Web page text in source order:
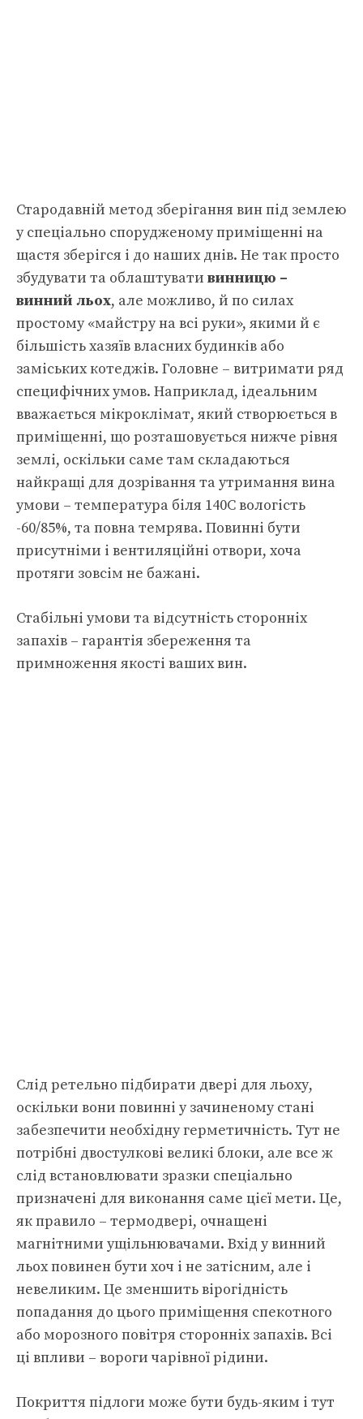
Стародавній метод зберігання вин під землею
у спеціально спорудженому приміщенні на
щастя зберігся і до наших днів. Не так просто
збудувати та облаштувати винницю –
винний льох, але можливо, й по силах
простому «майстру на всі руки», якими й є
більшість хазяїв власних будинків або
заміських котеджів. Головне – витримати ряд
специфічних умов. Наприклад, ідеальним
вважається мікроклімат, який створюється в
приміщенні, що розташовується нижче рівня
землі, оскільки саме там складаються
найкращі для дозрівання та утримання вина
умови – температура біля 140С вологість
-60/85%, та повна темрява. Повинні бути
присутніми і вентиляційні отвори, хоча
протяги зовсім не бажані.
Стабільні умови та відсутність сторонніх
запахів – гарантія збереження та
примноження якості ваших вин.
Слід ретельно підбирати двері для льоху,
оскільки вони повинні у зачиненому стані
забезпечити необхідну герметичність. Тут не
потрібні двостулкові великі блоки, але все ж
слід встановлювати зразки спеціально
призначені для виконання саме цієї мети. Це,
як правило – термодвері, очнащені
магнітними ущільнювачами. Вхід у винний
льох повинен бути хоч і не затісним, але і
невеликим. Це зменшить вірогідність
попадання до цього приміщення спекотного
або морозного повітря сторонніх запахів. Всі
ці впливи – вороги чарівної рідини.
Покриття підлоги може бути будь-яким і тут